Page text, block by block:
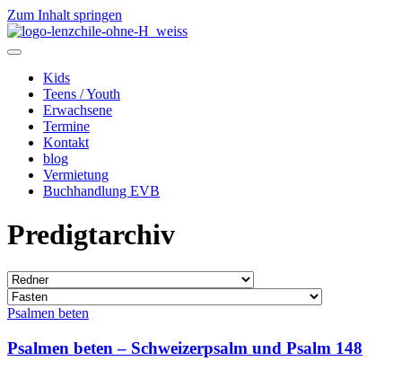
Zum Inhalt springen
Kids
Teens / Youth
Erwachsene
Termine
Kontakt
blog
Vermietung
Buchhandlung EVB
Predigtarchiv
Psalmen beten
Psalmen beten – Schweizerpsalm und Psalm 148